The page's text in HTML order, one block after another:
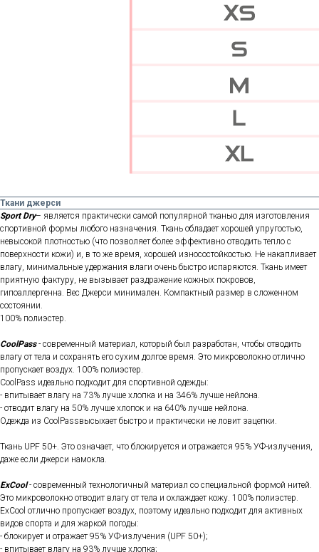
Ткани джерси
Sport Dry– является практически самой популярной тканью для изготовления
спортивной формы любого назначения. Ткань обладает хорошей упругостью,
невысокой плотностью (что позволяет более эффективно отводить тепло с
поверхности кожи) и, в то же время, хорошей износостойкостью. Не накапливает
влагу, минимальные удержания влаги очень быстро испаряются. Ткань имеет
приятную фактуру, не вызывает раздражение кожных покровов,
гипоаллергенна. Вес Джерси минимален. Компактный размер в сложенном
состоянии.
100% полиэстер.
CoolPass- современный материал, который был разработан, чтобы отводить
влагу от тела и сохранять его сухим долгое время. Это микроволокно отлично
пропускает воздух. 100% полиэстер.
CoolPass идеально подходит для спортивной одежды:
- впитывает влагу на 73% лучше хлопка и на 346% лучше нейлона.
- отводит влагу на 50% лучше хлопок и на 640% лучше нейлона.
Одежда из CoolPassвысыхает быстро и практически не ловит зацепки.
Ткань UPF 50+. Это означает, что блокируется и отражается 95% УФ-излучения,
даже если джерси намокла.
ExCool- современный технологичный материал со специальной формой нитей.
Это микроволокно отводит влагу от тела и охлаждает кожу. 100% полиэстер.
ExCool отлично пропускает воздух, поэтому идеально подходит для активных
видов спорта и для жаркой погоды:
- блокирует и отражает 95% УФ-излучения (UPF 50+);
- впитывает влагу на 93% лучше хлопка;